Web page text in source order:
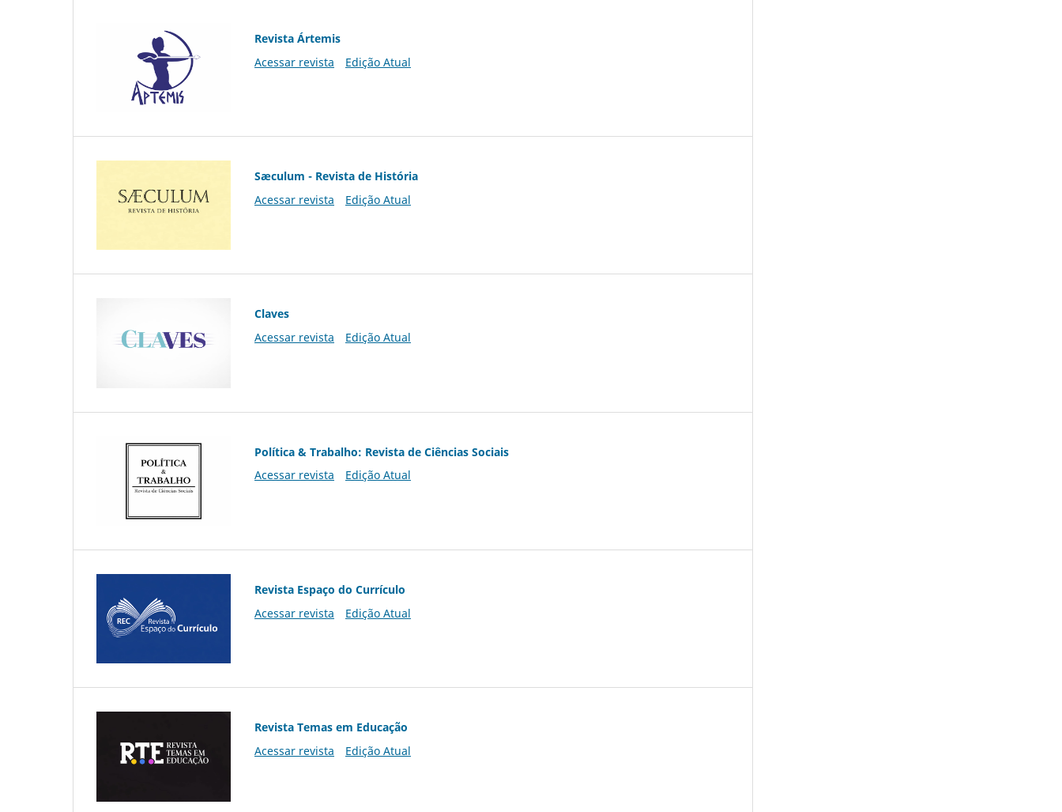
Revista Ártemis
Acessar revista
Edição Atual
Sæculum - Revista de História
Acessar revista
Edição Atual
Claves
Acessar revista
Edição Atual
Política & Trabalho: Revista de Ciências Sociais
Acessar revista
Edição Atual
Revista Espaço do Currículo
Acessar revista
Edição Atual
Revista Temas em Educação
Acessar revista
Edição Atual